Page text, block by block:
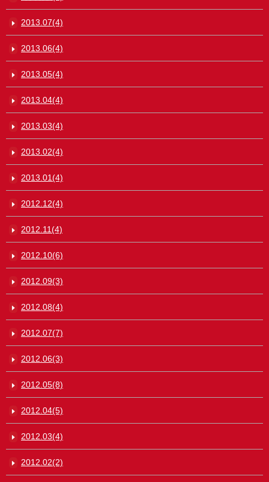
2013.07(4)
2013.06(4)
2013.05(4)
2013.04(4)
2013.03(4)
2013.02(4)
2013.01(4)
2012.12(4)
2012.11(4)
2012.10(6)
2012.09(3)
2012.08(4)
2012.07(7)
2012.06(3)
2012.05(8)
2012.04(5)
2012.03(4)
2012.02(2)